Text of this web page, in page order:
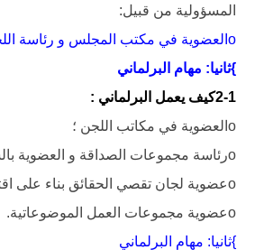
المسؤولية من قبيل:
oالعضوية في مكتب المجلس و رئاسة اللجن الدائمة ؛
}ثانيا: مهام البرلماني
2-1كيف يعمل البرلماني :
oالعضوية في مكاتب اللجن ؛
oرئاسة مجموعات الصداقة و العضوية بالشعب الوطنية ؛
oعضوية لجان تقصي الحقائق بناء على اقتراح الفريق ؛
oعضوية مجموعات العمل الموضوعاتية.
}ثانيا: مهام البرلماني